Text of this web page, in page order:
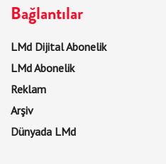
Bağlantılar
LMd Dijital Abonelik
LMd Abonelik
Reklam
Arşiv
Dünyada LMd